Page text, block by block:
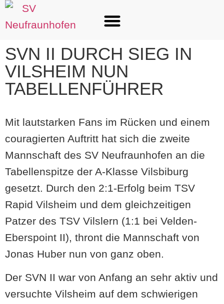
SVN II DURCH SIEG IN
VILSHEIM NUN
TABELLENFÜHRER
Mit lautstarken Fans im Rücken und einem
couragierten Auftritt hat sich die zweite
Mannschaft des SV Neufraunhofen an die
Tabellenspitze der A-Klasse Vilsbiburg
gesetzt. Durch den 2:1-Erfolg beim TSV
Rapid Vilsheim und dem gleichzeitigen
Patzer des TSV Vilslern (1:1 bei Velden-
Eberspoint II), thront die Mannschaft von
Jonas Huber nun von ganz oben.
Der SVN II war von Anfang an sehr aktiv und
versuchte Vilsheim auf dem schwierigen